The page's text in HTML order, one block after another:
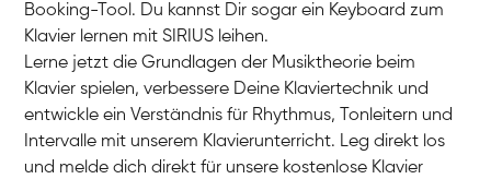
Klavier / Piano / Flügel
Booking-Tool. Du kannst Dir sogar ein Keyboard zum
Klavier lernen mit SIRIUS leihen.
Lerne jetzt die Grundlagen der Musiktheorie beim
Klavier spielen, verbessere Deine Klaviertechnik und
entwickle ein Verständnis für Rhythmus, Tonleitern und
Intervalle mit unserem Klavierunterricht. Leg direkt los
und melde dich direkt für unsere kostenlose Klavier